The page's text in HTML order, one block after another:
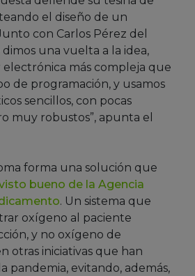
el diseño de un
con Carlos Pérez del
dimos una vuelta a la idea,
electrónica más compleja que
de programación, y usamos
sencillos, con pocas
muy robustos”, apunta el
forma una solución que
bueno de la Agencia
. Un sistema que
oxígeno al paciente
y no oxígeno de
otras iniciativas que han
pandemia, evitando, además,